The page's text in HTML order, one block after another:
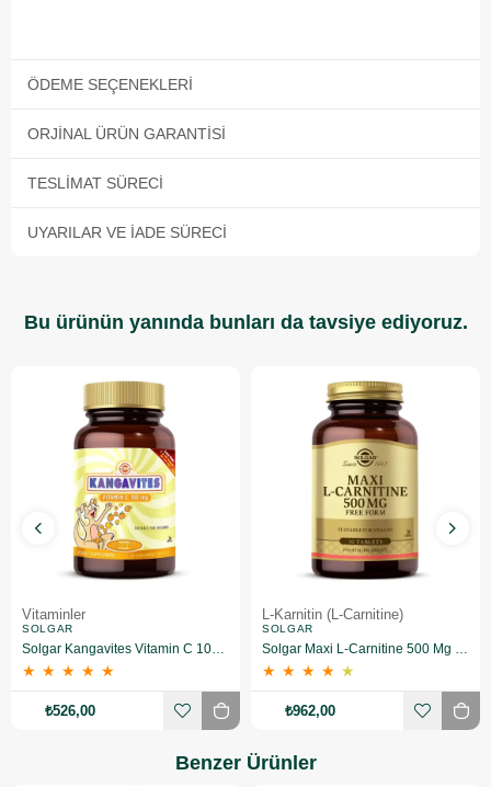
ÖDEME SEÇENEKLERI
ORJINAL ÜRÜN GARANTISI
TESLIMAT SÜRECI
UYARILAR VE İADE SÜRECI
Bu ürünün yanında bunları da tavsiye ediyoruz.
Vitaminler
SOLGAR
Solgar Kangavites Vitamin C 100 mg 90 Tablet
★ ★ ★ ★ ★
₺526,00
L-Karnitin (L-Carnitine)
SOLGAR
Solgar Maxi L-Carnitine 500 Mg 30 Tablet
★ ★ ★ ★ ★
₺962,00
Benzer Ürünler